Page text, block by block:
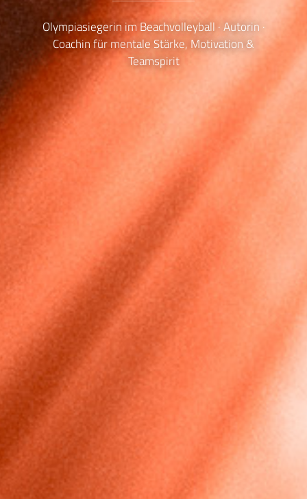
Olympiasiegerin im Beachvolleyball · Autorin ·
Coachin für mentale Stärke, Motivation &
Teamspirit